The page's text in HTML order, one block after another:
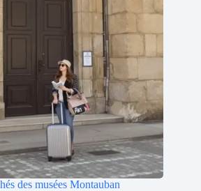
des musées Montauban